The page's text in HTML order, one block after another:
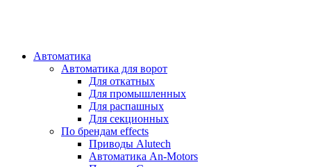
Автоматика
Автоматика для ворот
Для откатных
Для промышленных
Для распашных
Для секционных
По брендам effects
Приводы Alutech
Автоматика An-Motors